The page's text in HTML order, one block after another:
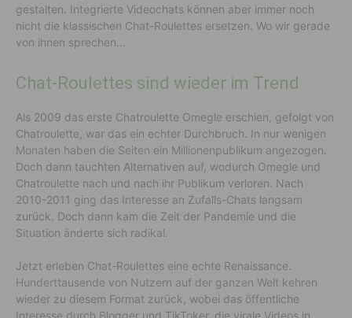
gestalten. Integrierte Videochats können aber immer noch
nicht die klassischen Chat-Roulettes ersetzen. Wo wir gerade
von ihnen sprechen…
Chat-Roulettes sind wieder im Trend
Als 2009 das erste Chatroulette Omegle erschien, gefolgt von
Chatroulette, war das ein echter Durchbruch. In nur wenigen
Monaten haben die Seiten ein Millionenpublikum angezogen.
Doch dann tauchten Alternativen auf, wodurch Omegle und
Chatroulette nach und nach ihr Publikum verloren. Nach
2010-2011 ging das Interesse an Zufalls-Chats langsam
zurück. Doch dann kam die Zeit der Pandemie und die
Situation änderte sich radikal.
Jetzt erleben Chat-Roulettes eine echte Renaissance.
Hunderttausende von Nutzern auf der ganzen Welt kehren
wieder zu diesem Format zurück, wobei das öffentliche
Interesse durch Blogger und TikToker, die virale Videos in